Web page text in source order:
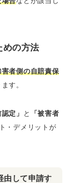
めの方法
害者側の自賠責保
す。
認定」 と
「被害者
・デメリットが
由して申請す